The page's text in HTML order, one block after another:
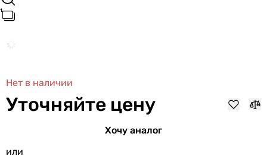
Нет в наличии
Уточняйте цену
Хочу аналог
или